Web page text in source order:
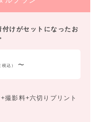
けがセットになったお
税込） 〜
撮影料+六切りプリント